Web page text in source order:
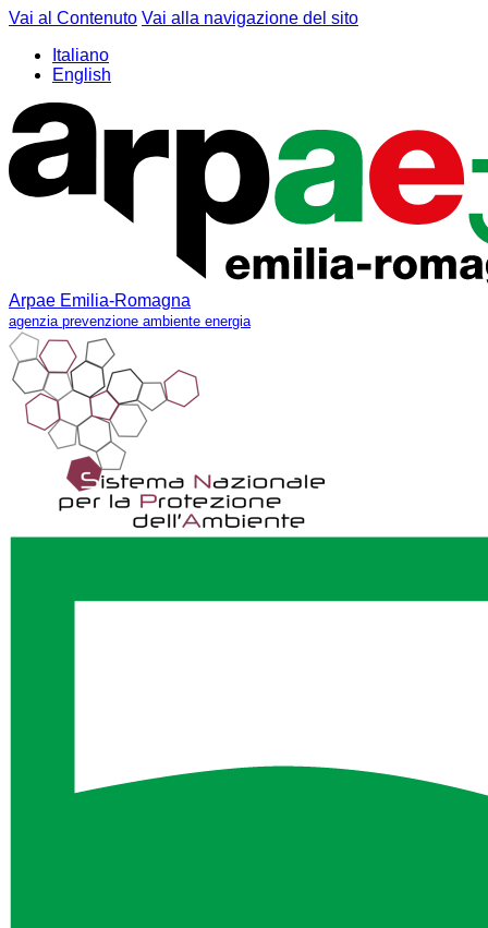
Vai al Contenuto Vai alla navigazione del sito
Italiano
English
Arpae Emilia-Romagna
agenzia prevenzione ambiente energia